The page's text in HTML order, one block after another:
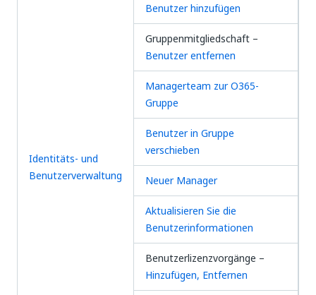
Identitäts- und
Benutzerverwaltung
Benutzer hinzufügen
Gruppenmitgliedschaft –
Benutzer entfernen
Managerteam zur O365-
Gruppe
Benutzer in Gruppe
verschieben
Neuer Manager
Aktualisieren Sie die
Benutzerinformationen
Benutzerlizenzvorgänge –
Hinzufügen, Entfernen